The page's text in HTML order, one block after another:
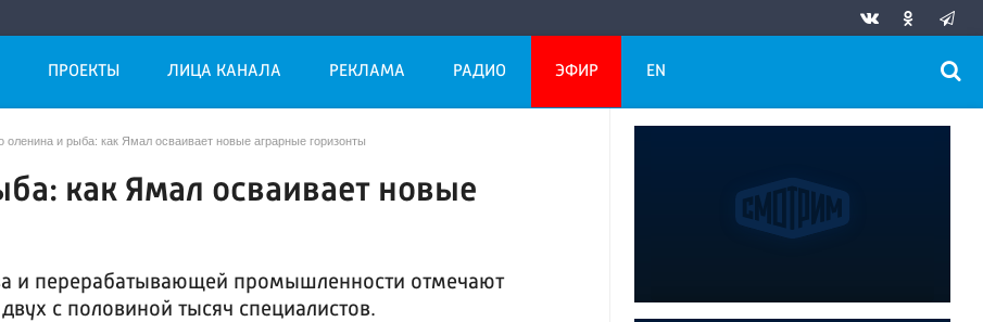
ПРОЕКТЫ ЛИЦА КАНАЛА РЕКЛАМА РАДИО ЭФИР EN
оленина и рыба: как Ямал осваивает новые аграрные горизонты
как Ямал осваивает новые
и перерабатывающей промышленности отмечают
с половиной тысяч специалистов.